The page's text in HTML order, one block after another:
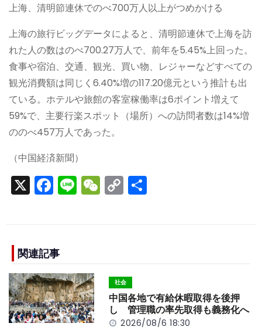
上海、清明節連休でのべ700万人以上がつめかける
上海の旅行ビッグデータによると、清明節連休で上海を訪
れた人の数はのべ700.27万人で、前年を5.45%上回った。
食事や宿泊、交通、観光、買い物、レジャーなどすべての
観光消費額は同じく6.40%増の117.20億元という推計も出
ている。ホテルや旅館の客室稼働率は6ポイント増えて
59%で、主要行楽スポット（場所）への訪問者数は14%増
ののべ457万人であった。
（中国経済新聞）
X F
a
e
b
o
o
k
Li
n
W
e
C
o
n
k
関連記事
社会
中国各地で有給休暇取得を後押
し 管理職の率先取得も義務化へ
2026/08/6 18:30